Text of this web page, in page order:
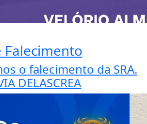
Falecimento
o falecimento da SRA.
DELASCREA